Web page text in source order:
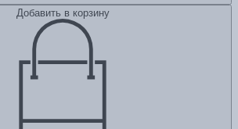
Добавить в корзину